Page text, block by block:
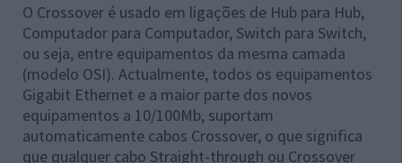
O Crossover é usado em ligações de Hub para Hub,
Computador para Computador, Switch para Switch,
ou seja, entre equipamentos da mesma camada
(modelo OSI). Actualmente, todos os equipamentos
Gigabit Ethernet e a maior parte dos novos
equipamentos a 10/100Mb, suportam
automaticamente cabos Crossover, o que significa
que qualquer cabo Straight-through ou Crossover